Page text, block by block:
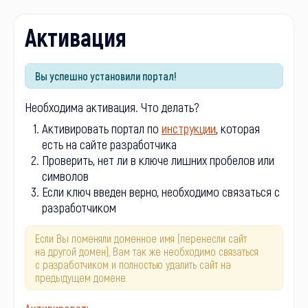
Активация
Вы успешно установили портал!
Необходима активация. Что делать?
Активировать портал по инструкции, которая
есть на сайте разработчика
Проверить, нет ли в ключе лишних пробелов или
символов
Если ключ введен верно, необходимо связаться с
разработчиком
Если Вы поменяли доменное имя (перенесли сайт
на другой домен), Вам так же необходимо связаться
с разработчиком и полностью удалить сайт на
предыдущем домене